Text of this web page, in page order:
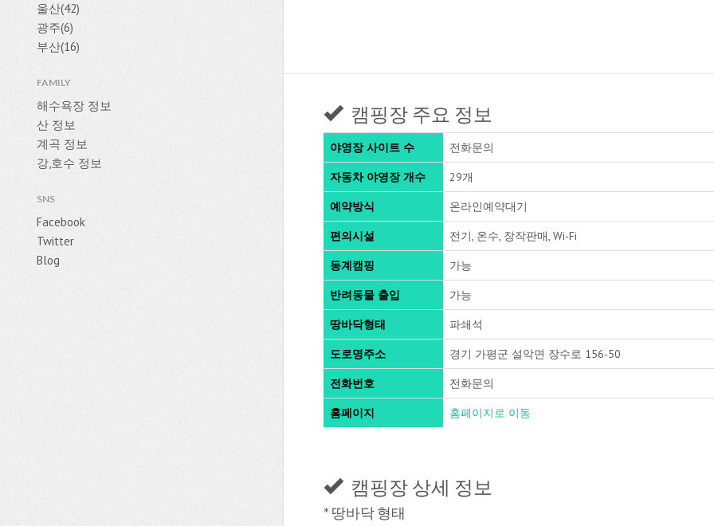
울산(42)
광주(6)
부산(16)
FAMILY
해수욕장 정보
산 정보
계곡 정보
강,호수 정보
SNS
Facebook
Twitter
Blog
캠핑장 주요 정보
야영장 사이트 수 전화문의
자동차 야영장 개수 29개
예약방식 온라인예약대기
편의시설 전기, 온수, 장작판매, Wi-Fi
동계캠핑 가능
반려동물 출입 가능
땅바닥형태 파쇄석
도로명주소 경기 가평군 설악면 장수로 156-50
전화번호 전화문의
홈페이지 홈페이지로 이동
캠핑장 상세 정보
* 땅바닥 형태